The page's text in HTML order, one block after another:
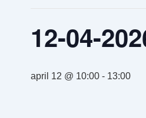
12-04-
april 12 @ 10:00 - 13:00